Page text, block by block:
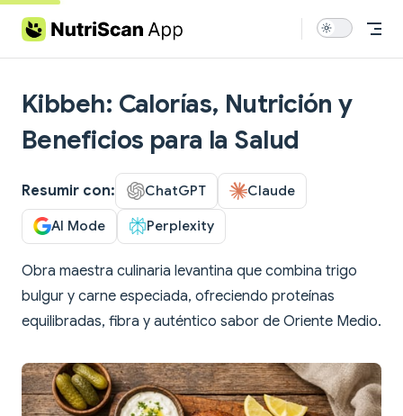
Skip to content
Kibbeh: Calorías, Nutrición y
Beneficios para la Salud
Resumir con: ChatGPT Claude
AI Mode Perplexity
Obra maestra culinaria levantina que combina trigo
bulgur y carne especiada, ofreciendo proteínas
equilibradas, fibra y auténtico sabor de Oriente Medio.